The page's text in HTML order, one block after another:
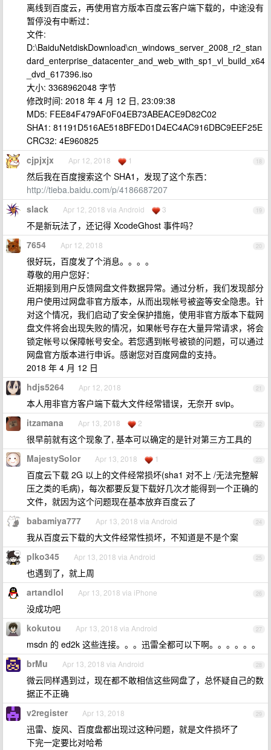
离线到百度云，再使用官方版本百度云客户端下载的，中途没有
暂停没有中断过：
文件:
D:\BaiduNetdiskDownload\cn_windows_server_2008_r2_stan
dard_enterprise_datacenter_and_web_with_sp1_vl_build_x64
_dvd_617396.iso
大小: 3368962048 字节
修改时间: 2018 年 4 月 12 日, 23:09:38
MD5: FEE84F479AF0F04EB73ABEACE9D82C02
SHA1: 81191D516AE518BFED01D4EC4AC916DBC9EEF25E
CRC32: 4E960825
18
cjpjxjx Apr 12, 2018 1
然后我在百度搜索这个 SHA1，发现了这个东西：
http://tieba.baidu.com/p/4186687207
19
slack Apr 12, 2018 via Android 3
不是新玩法了，还记得 XcodeGhost 事件吗？
20
7654 Apr 12, 2018
很好玩，百度发了个消息。。。。
尊敬的用户您好：
近期接到用户反馈网盘文件数据异常。通过分析，我们发现部分
用户使用过网盘非官方版本，从而出现帐号被盗等安全隐患。针
对这个情况，我们启动了安全保护措施，使用非官方版本下载网
盘文件将会出现失败的情况，如果帐号存在大量异常请求，将会
锁定帐号以保障帐号安全。若您遇到帐号被锁的问题，可以通过
网盘官方版本进行申诉。感谢您对百度网盘的支持。
2018 年 4 月 12 日
21
hdjs5264 Apr 12, 2018
本人用非官方客户端下载大文件经常错误，无奈开 svip。
22
itzamana Apr 13, 2018 2
很早前就有这个现象了, 基本可以确定的是针对第三方工具的
23
MajestySolor Apr 13, 2018 1
百度云下载 2G 以上的文件经常损坏(sha1 对不上 /无法完整解
压之类的毛病)，每次都要反复下载好几次才能得到一个正确的
文件，就因为这个问题现在基本放弃百度云了
24
babamiya777 Apr 13, 2018 via Android
我从百度云下载的大文件经常性损坏，不知道是不是个案
25
plko345 Apr 13, 2018 via Android
也遇到了，就上周
26
artandlol Apr 13, 2018 via iPhone
没成功吧
27
kokutou Apr 13, 2018 via Android
msdn 的 ed2k 这些连接。。。迅雷全都可以下啊。。。。。。
28
brMu Apr 13, 2018 via Android
微云同样遇到过，现在都不敢相信这些网盘了，总怀疑自己的数
据正不正确
29
v2register Apr 13, 2018
迅雷、旋风、百度盘都出现过这种问题，就是文件损坏了
下完一定要比对哈希